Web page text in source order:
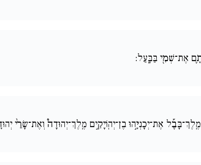
אֶת־שְׁמִ֖י בַּבָּֽעַל:
אֶת־יְכָנְיָ֣הוּ בֶן־יְהֽוֹיָקִ֣ים מֶֽלֶךְ־יְהוּדָה֩ וְאֶת־שָׂרֵ֨י